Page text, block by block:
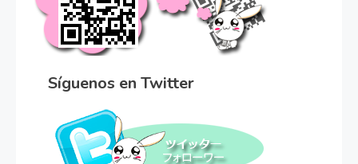
Síguenos en Twitter